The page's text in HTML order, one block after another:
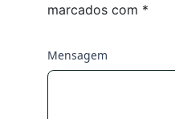
marcados com *
Mensagem